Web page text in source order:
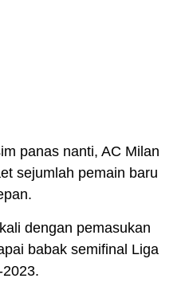
panas nanti, AC Milan
sejumlah pemain baru
dengan pemasukan
babak semifinal Liga